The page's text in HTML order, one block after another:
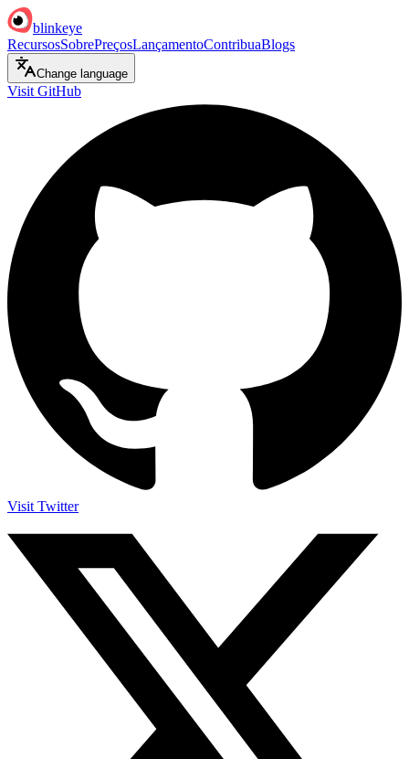
blinkeye
RecursosSobrePreçosLançamentoContribuaBlogs
Change language
Visit GitHub
Visit Twitter